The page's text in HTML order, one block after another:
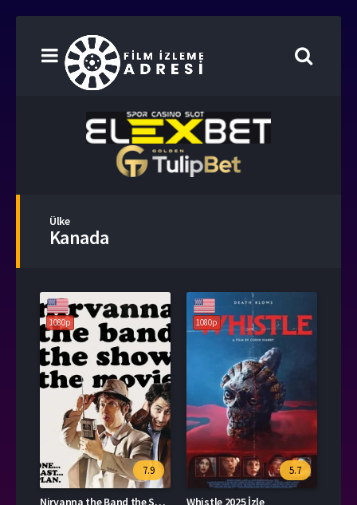
Ülke
Kanada
1080p
7.9
Nirvanna the Band the Show the Movie Türkçe Dublaj İzle
1080p
5.7
Whistle 2025 İzle